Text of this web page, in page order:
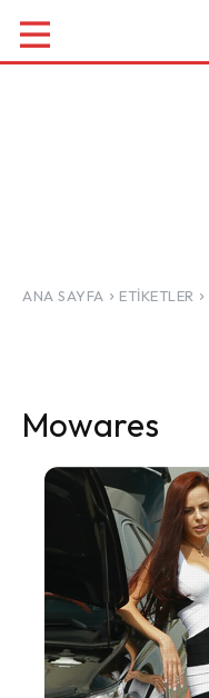
ANA SAYFA ETIKETLER
Mowares